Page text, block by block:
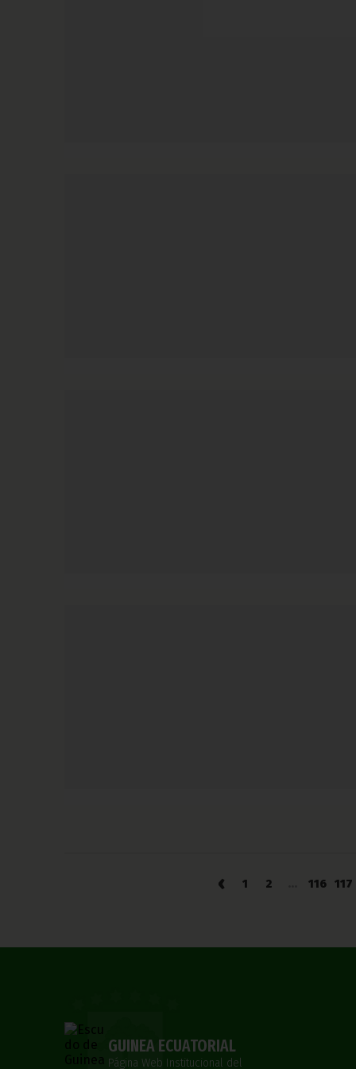
‹ 1 2 116 117
GUINEA ECUATORIAL
Página Web Institucional del